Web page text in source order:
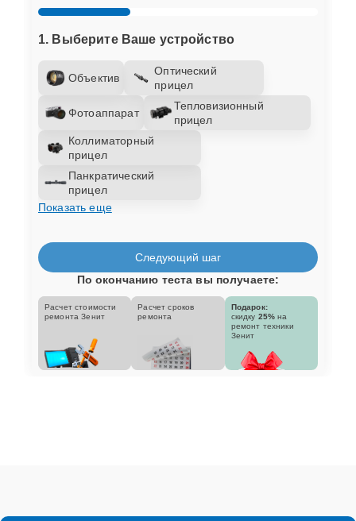
1. Выберите Ваше устройство
Объектив
Оптический
прицел
Фотоаппарат
Тепловизионный
прицел
Коллиматорный
прицел
Панкратический
прицел
Показать еще
Следующий шаг
По окончанию теста вы получаете:
Расчет стоимости
ремонта Зенит
Расчет сроков
ремонта
Подарок:
скидку 25% на
ремонт техники
Зенит